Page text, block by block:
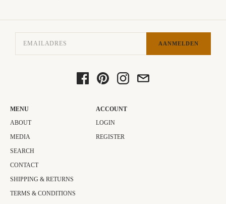
AANMELDEN
MENU
ABOUT
MEDIA
SEARCH
CONTACT
SHIPPING & RETURNS
TERMS & CONDITIONS
ACCOUNT
LOGIN
REGISTER